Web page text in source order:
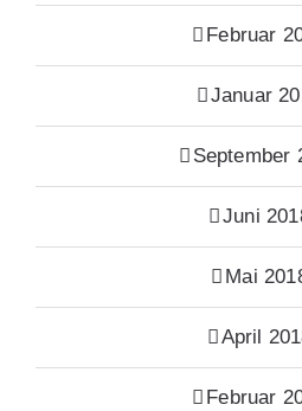
Februar
Januar
September
Juni
Mai
April
Februar